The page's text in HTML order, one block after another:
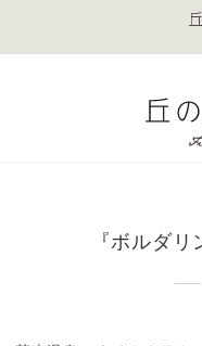
『ボルダ